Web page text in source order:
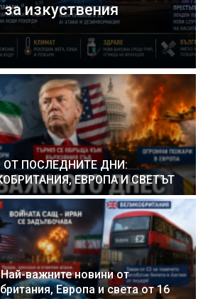
изкуствения
ПОСЛЕДНИТЕ ДНИ:
ЕВРОПА И СВЕТЪТ
важните новини от
Европа и света от 16